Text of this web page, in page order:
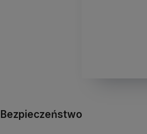
Bezpieczeństwo